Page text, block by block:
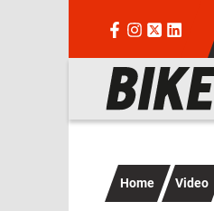
Home Video